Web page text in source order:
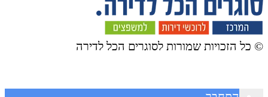
© ​כל הזכויות שמורות לסוגרים הכל לדירה